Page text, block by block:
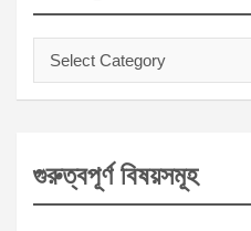
Categories
গুরুত্বপূর্ণ বিষয়সমূহ